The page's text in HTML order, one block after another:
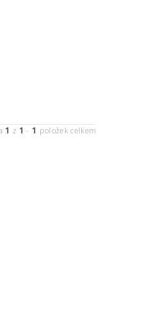
1 z 1 - 1 položek celkem